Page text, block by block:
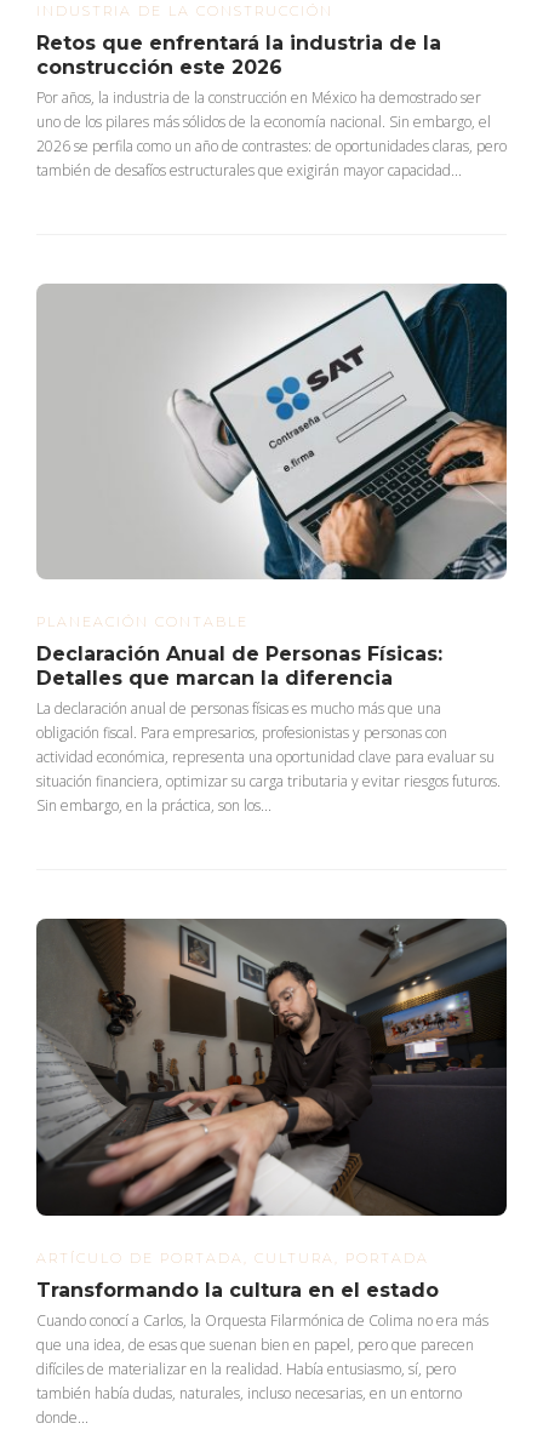
INDUSTRIA DE LA CONSTRUCCIÓN
Retos que enfrentará la industria de la
construcción este 2026
Por años, la industria de la construcción en México ha demostrado ser
uno de los pilares más sólidos de la economía nacional. Sin embargo, el
2026 se perfila como un año de contrastes: de oportunidades claras, pero
también de desafíos estructurales que exigirán mayor capacidad...
PLANEACIÓN CONTABLE
Declaración Anual de Personas Físicas:
Detalles que marcan la diferencia
La declaración anual de personas físicas es mucho más que una
obligación fiscal. Para empresarios, profesionistas y personas con
actividad económica, representa una oportunidad clave para evaluar su
situación financiera, optimizar su carga tributaria y evitar riesgos futuros.
Sin embargo, en la práctica, son los...
ARTÍCULO DE PORTADA CULTURA PORTADA
Transformando la cultura en el estado
Cuando conocí a Carlos, la Orquesta Filarmónica de Colima no era más
que una idea, de esas que suenan bien en papel, pero que parecen
difíciles de materializar en la realidad. Había entusiasmo, sí, pero
también había dudas, naturales, incluso necesarias, en un entorno
donde...